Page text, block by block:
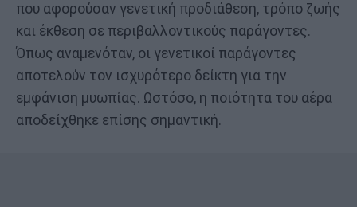
που αφορούσαν γενετική προδιάθεση, τρόπο ζωής
και έκθεση σε περιβαλλοντικούς παράγοντες.
Όπως αναμενόταν, οι γενετικοί παράγοντες
αποτελούν τον ισχυρότερο δείκτη για την
εμφάνιση μυωπίας. Ωστόσο, η ποιότητα του αέρα
αποδείχθηκε επίσης σημαντική.